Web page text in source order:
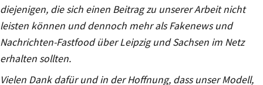
diejenigen, die sich einen Beitrag zu unserer Arbeit nicht
leisten können und dennoch mehr als Fakenews und
Nachrichten-Fastfood über Leipzig und Sachsen im Netz
erhalten sollten.
Vielen Dank dafür und in der Hoffnung, dass unser Modell,